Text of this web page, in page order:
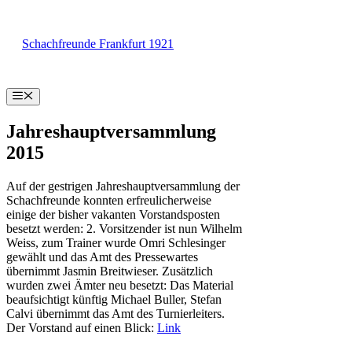
springen
Schachfreunde Frankfurt 1921
Menü
Jahreshauptversammlung
2015
Auf der gestrigen Jahreshauptversammlung der
Schachfreunde konnten erfreulicherweise
einige der bisher vakanten Vorstandsposten
besetzt werden: 2. Vorsitzender ist nun Wilhelm
Weiss, zum Trainer wurde Omri Schlesinger
gewählt und das Amt des Pressewartes
übernimmt Jasmin Breitwieser. Zusätzlich
wurden zwei Ämter neu besetzt: Das Material
beaufsichtigt künftig Michael Buller, Stefan
Calvi übernimmt das Amt des Turnierleiters.
Der Vorstand auf einen Blick: Link